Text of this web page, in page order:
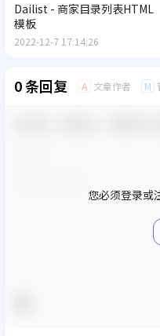
Dailist - 商家目录列表HTML
模板
2022-12-7 17:14:26
0 条回复 A 文章作者 M
您必须登录或